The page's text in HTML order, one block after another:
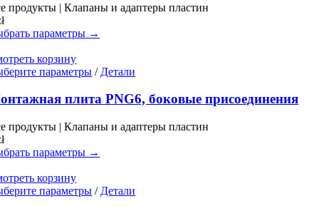
можно
на
продукты | Клапаны и адаптеры пластин
параметры →
корзину
параметры Этот
имеет
несколько
вариаций.
Опции
выбрать
странице
товара.
/ Детали
плита PNG6, боковые присоединения
продукты | Клапаны и адаптеры пластин
параметры →
корзину
параметры Этот
/ Детали